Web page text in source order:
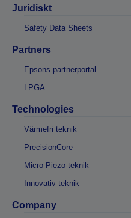
Juridiskt
Safety Data Sheets
Partners
Epsons partnerportal
LPGA
Technologies
Värmefri teknik
PrecisionCore
Micro Piezo-teknik
Innovativ teknik
Company